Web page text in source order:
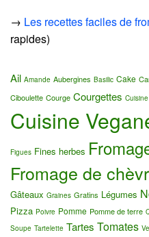
→ Les recettes faciles de
rapides)
Ail Amande Aubergines Basilic Cake
Ciboulette Courge Courgettes
Cuisine
Figues Fines herbes
Fromage de
Gâteaux Graines Gratins Légumes
Pizza Poivre Pomme Pomme de terre
Soupe Tartelette Tartes Tomates